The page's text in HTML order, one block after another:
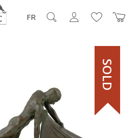
FR
SOLD